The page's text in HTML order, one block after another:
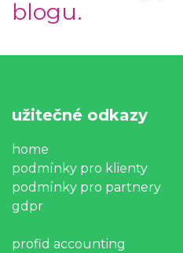
blogu.
užitečné odkazy
home
podmínky pro klienty
podmínky pro partnery
gdpr
profid accounting